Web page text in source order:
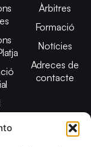
Àrbitres
Formació
Notícies
Adreces de
contacte